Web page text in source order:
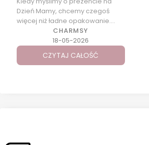
CHARMSY
18-05-2026
Dzień Mamy, chcemy czegoś
więcej niż ładne opakowanie.
Chcemy podarować coś […]
CZYTAJ CAŁOŚĆ